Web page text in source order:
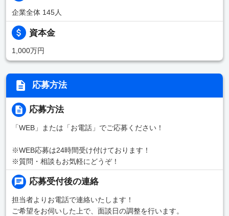
企業全体 145人
資本金
1,000万円
応募方法
応募方法
「WEB」または「お電話」でご応募ください！
※WEB応募は24時間受け付けております！
※質問・相談もお気軽にどうぞ！
応募受付後の連絡
担当者よりお電話で連絡いたします！
ご希望をお伺いした上で、面談日の調整を行います。